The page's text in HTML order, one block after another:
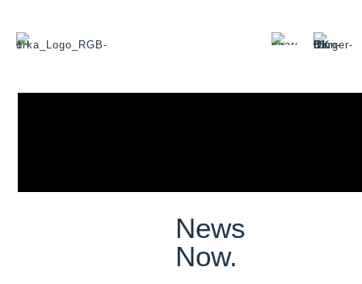
News
Now.